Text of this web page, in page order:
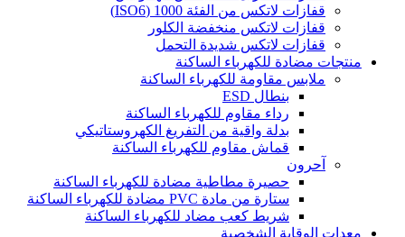
قفازات لاتكس من الفئة 1000 (ISO6)
قفازات لاتكس منخفضة الكلور
قفازات لاتكس شديدة التحمل
منتجات مضادة للكهرباء الساكنة
ملابس مقاومة للكهرباء الساكنة
بنطال ESD
رداء مقاوم للكهرباء الساكنة
بدلة واقية من التفريغ الكهروستاتيكي
قماش مقاوم للكهرباء الساكنة
آحرون
حصيرة مطاطية مضادة للكهرباء الساكنة
ستارة من مادة PVC مضادة للكهرباء الساكنة
شريط كعب مضاد للكهرباء الساكنة
معدات الوقاية الشخصية